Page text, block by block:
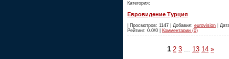
Категория:
Евровидение Турция
| Просмотров: 1147 | Добавил: eurovision |
Рейтинг: 0.0/0 | Комментарии (0)
1 2 3 ... 13 14 »